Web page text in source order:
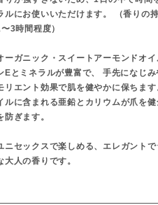
ルにお使いいただけます。 （香りの
3時間程度）
ーガニック・スイートアーモンドオイ
Eとミネラルが豊富で、 手先になじ
リエント効果で肌を健やかに保ちま
ルに含まれる亜鉛とカリウムが爪を
防ぎます。
ニセックスで楽しめる、エレガント
大人の香りです。